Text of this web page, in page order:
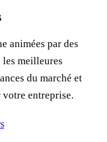
animées par des
meilleures
du marché et
entreprise.